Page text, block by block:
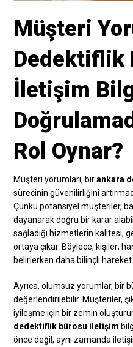
Müşteri
Dedektiflik
İletişim
Rol Oynar?
Müşteri yorumları, birankara
sürecinin güvenilirliğini
Çünkü potansiyel müşteriler,
dayanarak doğru bir karar
sağladığı hizmetlerin kalitesi,
ortaya çıkar. Böylece, kişiler;
belirlerken daha bilinçli hareket
Ayrıca, olumsuz yorumlar, bir
değerlendirilebilir. Müşteriler,
iyileşme için bir zemin
dedektiflik bürosu iletişim
önce değil, aynı zamanda